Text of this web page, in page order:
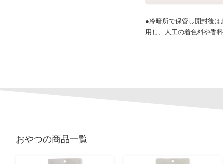
●冷暗所で保管し開封後
用し、人工の着色料や香
おやつの商品一覧